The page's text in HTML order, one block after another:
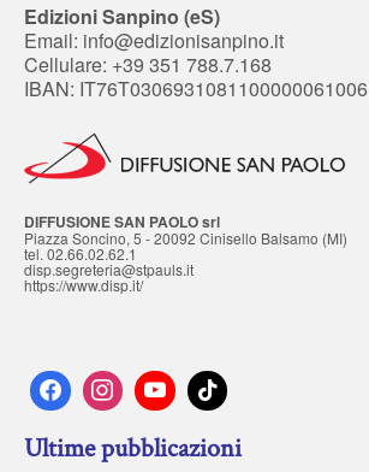
Edizioni Sanpino (eS)
Email: info@edizionisanpino.it
Cellulare: +39 351 788.7.168
IBAN: IT76T0306931081100000061006
DIFFUSIONE SAN PAOLO srl
Piazza Soncino, 5 - 20092 Cinisello Balsamo (MI)
tel. 02.66.02.62.1
disp.segreteria@stpauls.it
https://www.disp.it/
Ultime pubblicazioni